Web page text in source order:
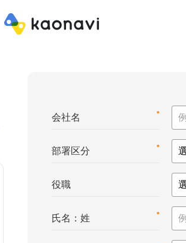
*
会社名
*
部署区分
役職
*
氏名：姓